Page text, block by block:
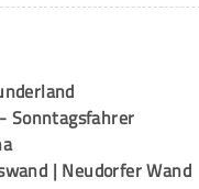
Sonntagsfahrer
| Neudorfer Wand